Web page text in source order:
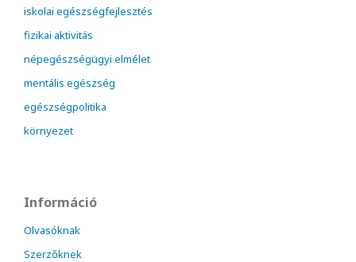
iskolai egészségfejlesztés
fizikai aktivitás
népegészségügyi elmélet
mentális egészség
egészségpolitika
környezet
Információ
Olvasóknak
Szerzőknek